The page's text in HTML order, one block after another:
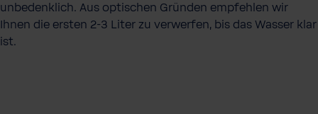
unbedenklich. Aus optischen Gründen empfehlen wir
Ihnen die ersten 2-3 Liter zu verwerfen, bis das Wasser klar
ist.